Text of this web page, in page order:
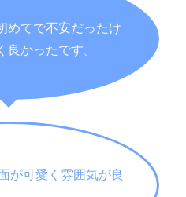
めてで不安だったけ
かったです。
が可愛く雰囲気が良